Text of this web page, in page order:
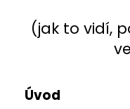
(jak to vidí,
Úvod